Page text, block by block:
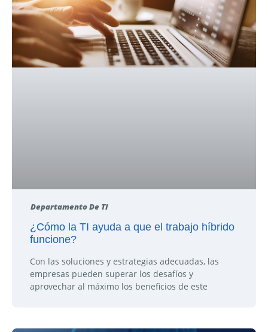
Departamento De TI
¿Cómo la TI ayuda a que el trabajo híbrido
funcione?
Con las soluciones y estrategias adecuadas, las
empresas pueden superar los desafíos y
aprovechar al máximo los beneficios de este